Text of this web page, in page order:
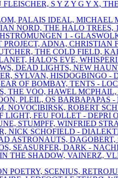
S Y Z Y G Y X,
PALAIS IDEAL,
NORD, THE HALO TREES,
1 -
ADNA,
THE COLD FIELD,
HALO'S EVE,
DEAD LIGHTS, NEW
SYLVAN, HISDOGBINGO -
OF BOMBAY, TENTS -
THE VOO, HAWEL
PLEIL, OS BARBAPAPAS
NOVOCIBIRSK, ROBERT
LIGHT, FEU FOLLET - DEPRI
STUMPFF, WINFRIED
NICK SCHOFIELD -
ASTRONAUTS,
SEASURFER, DARK -
THE SHADOW, VAINERZ,
POETRY, SCENIUS,